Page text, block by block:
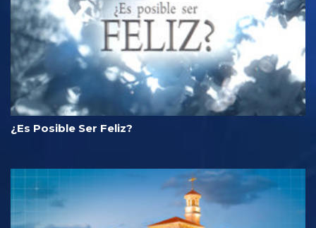
¿Es Posible Ser Feliz?